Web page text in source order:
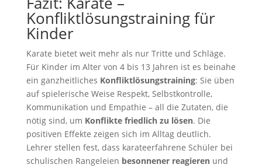
Konfliktlösungstraining für
Kinder
Karate bietet weit mehr als nur Tritte und Schläge.
Für Kinder im Alter von 4 bis 13 Jahren ist es beinahe
ein ganzheitliches Konfliktlösungstraining: Sie üben
auf spielerische Weise Respekt, Selbstkontrolle,
Kommunikation und Empathie – all die Zutaten, die
nötig sind, um Konflikte friedlich zu lösen. Die
positiven Effekte zeigen sich im Alltag deutlich.
Lehrer stellen fest, dass karateerfahrene Schüler bei
schulischen Rangeleien besonnener reagierenund